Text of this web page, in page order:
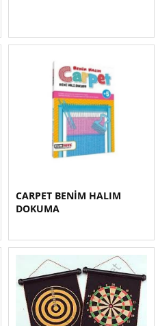
CARPET BENİM HALIM
DOKUMA